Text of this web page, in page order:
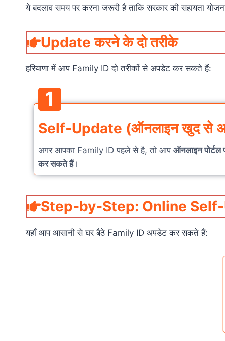
ये बदलाव समय पर करना जरूरी है ताकि सरकार की सहायता
Update करने के दो तरीके
हरियाणा में आप Family ID दो तरीकों से अपडेट कर सकते हैं:
1
Self‑Update (ऑनलाइन खुद से
अगर आपका Family ID पहले से है, तो आप ऑनलाइन
कर सकते हैं।
Step‑by‑Step: Online
यहाँ आप आसानी से घर बैठे Family ID अपडेट कर सकते हैं: